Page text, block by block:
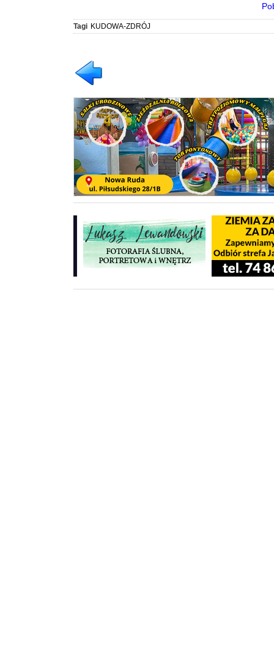
Tagi KUDOWA-ZDRÓJ